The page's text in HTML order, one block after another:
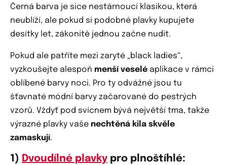
Černá barva je sice nestárnoucí klasikou, která
neublíží, ale pokud si podobné plavky kupujete
desítky let, zákonitě jednou začne nudit.
Pokud ale patříte mezi zaryté „black ladies“,
vyzkoušejte alespoň menší veselé aplikace v rámci
oblíbené barvy noci. Pro ty odvážné jsou tu
šťavnaté módní barvy začarované do pestrých
vzorů. Vždyť pod svícnem bývá největší tma, takže
výrazné plavky vaše nechtěná kila skvěle
zamaskují.
1) Dvoudílné plavky pro plnoštíhlé: